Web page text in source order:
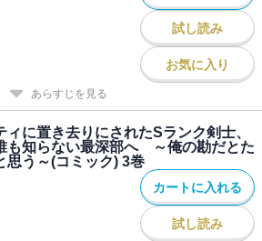
試し読み
お気に入り
あらすじを見る
に置き去りにされたSランク剣士、
も知らない最深部へ ～俺の勘だとた
思う～(コミック) 3巻
カートに入れる
試し読み